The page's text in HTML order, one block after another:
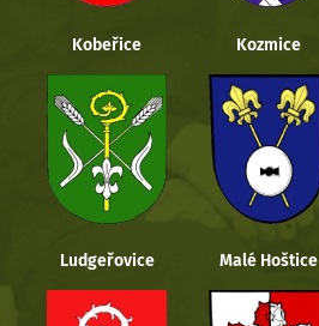
Kobeřice Kozmice
Ludgeřovice Malé Hoštice